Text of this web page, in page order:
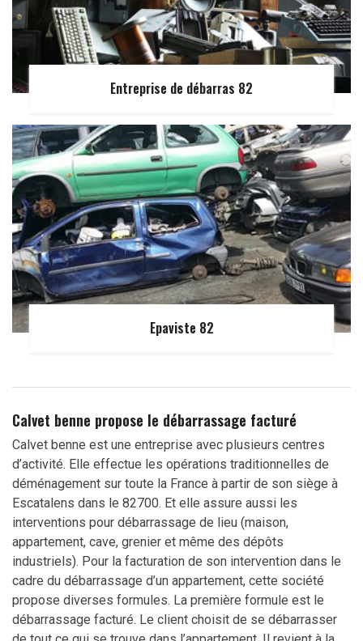
Entreprise de débarras 82
Epaviste 82
Calvet benne propose le débarrassage facturé
Calvet benne est une entreprise avec plusieurs centres
d’activité. Elle effectue les opérations traditionnelles de
déménagement sur toute la France à partir de son siège à
Escatalens dans le 82700. Et elle assure aussi les
interventions pour débarrassage de lieu (maison,
appartement, cave, grenier et même des dépôts
industriels). Pour la facturation de son intervention dans le
cadre du débarrassage d’un appartement, cette société
propose diverses formules. La première formule est le
débarrassage facturé. Le client choisit de se débarrasser